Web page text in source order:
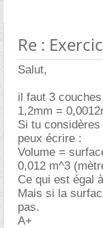
Re :
Salut,
il faut 3
1,2mm =
Si tu
peux écrire :
Volume =
0,012 m^3
Ce qui est égal
Mais si la
pas.
A+